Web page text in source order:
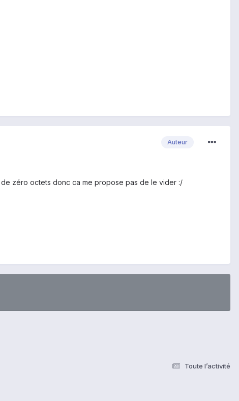
Auteur
zéro octets donc ca me propose pas de le vider :/
Toute l’activité